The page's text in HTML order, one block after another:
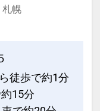
札幌
徒歩で約1分
15分